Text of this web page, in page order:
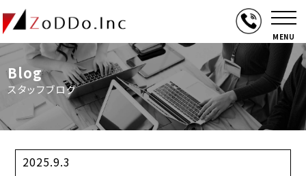
MENU
Blog
スタッフブログ
2025.9.3